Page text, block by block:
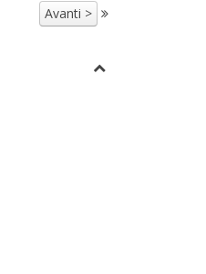
Avanti >